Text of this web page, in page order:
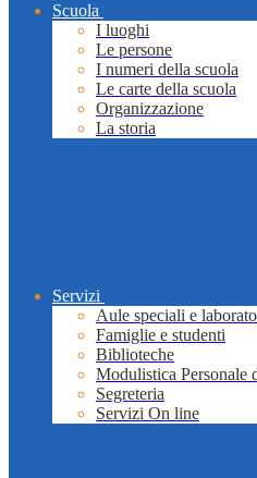
Scuola
I luoghi
Le persone
I numeri della scuola
Le carte della scuola
Organizzazione
La storia
Servizi
Aule speciali e
Famiglie e studenti
Biblioteche
Modulistica Personale
Segreteria
Servizi On line